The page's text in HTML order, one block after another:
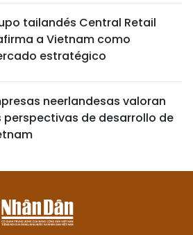
tailandés Central Retail
a Vietnam como
estratégico
neerlandesas valoran
perspectivas de desarrollo de